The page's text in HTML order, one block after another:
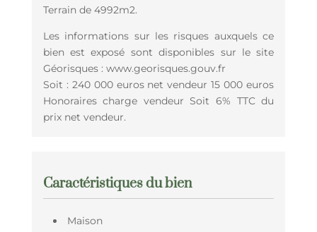
Terrain de 4992m2.
Les informations sur les risques auxquels ce
bien est exposé sont disponibles sur le site
Géorisques : www.georisques.gouv.fr
Soit : 240 000 euros net vendeur 15 000 euros
Honoraires charge vendeur Soit 6% TTC du
prix net vendeur.
Caractéristiques du bien
Maison